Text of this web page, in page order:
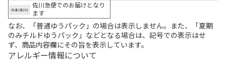
佐川急便でのお届けとなり
ます
なお、「普通ゆうパック」の場合は表示しません。また、「夏期
のみチルドゆうパック」などとなる場合は、記号での表示はせ
ず、商品内容欄にその旨を表示しています。
アレルギー情報について